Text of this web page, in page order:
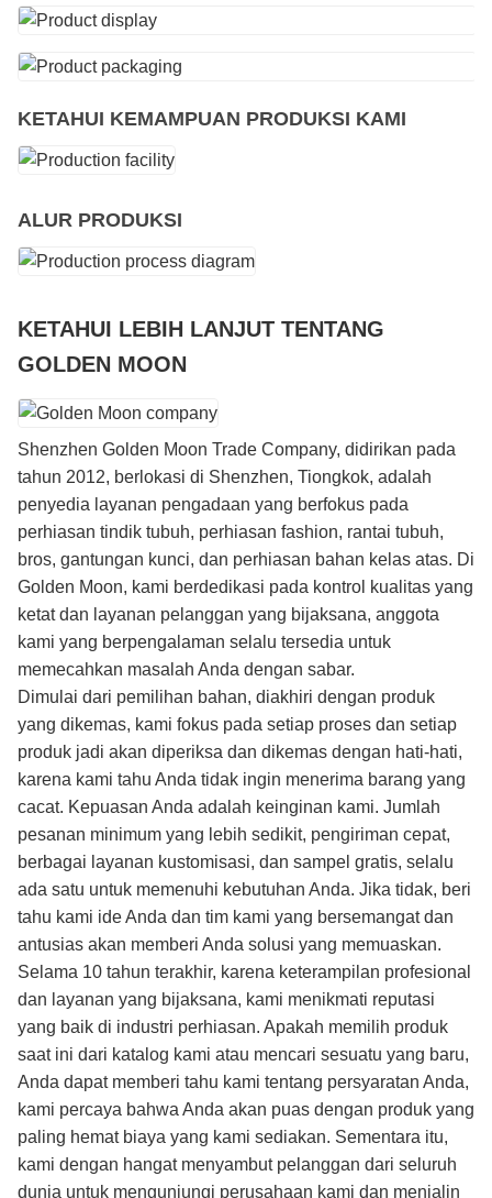
KETAHUI KEMAMPUAN PRODUKSI KAMI
ALUR PRODUKSI
KETAHUI LEBIH LANJUT TENTANG
GOLDEN MOON
Shenzhen Golden Moon Trade Company, didirikan pada
tahun 2012, berlokasi di Shenzhen, Tiongkok, adalah
penyedia layanan pengadaan yang berfokus pada
perhiasan tindik tubuh, perhiasan fashion, rantai tubuh,
bros, gantungan kunci, dan perhiasan bahan kelas atas. Di
Golden Moon, kami berdedikasi pada kontrol kualitas yang
ketat dan layanan pelanggan yang bijaksana, anggota
kami yang berpengalaman selalu tersedia untuk
memecahkan masalah Anda dengan sabar.
Dimulai dari pemilihan bahan, diakhiri dengan produk
yang dikemas, kami fokus pada setiap proses dan setiap
produk jadi akan diperiksa dan dikemas dengan hati-hati,
karena kami tahu Anda tidak ingin menerima barang yang
cacat. Kepuasan Anda adalah keinginan kami. Jumlah
pesanan minimum yang lebih sedikit, pengiriman cepat,
berbagai layanan kustomisasi, dan sampel gratis, selalu
ada satu untuk memenuhi kebutuhan Anda. Jika tidak, beri
tahu kami ide Anda dan tim kami yang bersemangat dan
antusias akan memberi Anda solusi yang memuaskan.
Selama 10 tahun terakhir, karena keterampilan profesional
dan layanan yang bijaksana, kami menikmati reputasi
yang baik di industri perhiasan. Apakah memilih produk
saat ini dari katalog kami atau mencari sesuatu yang baru,
Anda dapat memberi tahu kami tentang persyaratan Anda,
kami percaya bahwa Anda akan puas dengan produk yang
paling hemat biaya yang kami sediakan. Sementara itu,
kami dengan hangat menyambut pelanggan dari seluruh
dunia untuk mengunjungi perusahaan kami dan menjalin